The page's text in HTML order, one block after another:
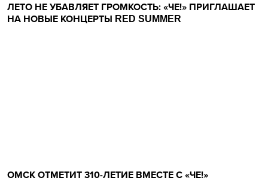
ЛЕТО НЕ УБАВЛЯЕТ ГРОМКОСТЬ: «ЧЕ!» ПРИГЛАШАЕТ
НА НОВЫЕ КОНЦЕРТЫ RED SUMMER
ОМСК ОТМЕТИТ 310-ЛЕТИЕ ВМЕСТЕ С «ЧЕ!»